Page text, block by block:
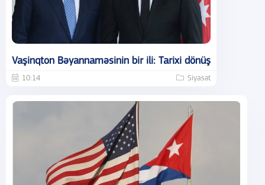
Vaşinqton Bəyannaməsinin bir ili: Tarixi dönüş
10:14 Siyasət